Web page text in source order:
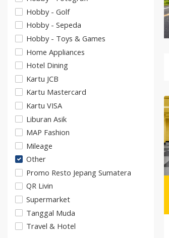
Hobby - Golf
Hobby - Sepeda
Hobby - Toys & Games
Home Appliances
Hotel Dining
Kartu JCB
Kartu Mastercard
Kartu VISA
Liburan Asik
MAP Fashion
Mileage
Other
Promo Resto Jepang Sumatera
QR Livin
Supermarket
Tanggal Muda
Travel & Hotel